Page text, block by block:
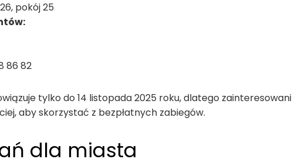
pokój 25
86 82
tylko do 14 listopada 2025 roku, dlatego zainteresowani
aby skorzystać z bezpłatnych zabiegów.
dla miasta